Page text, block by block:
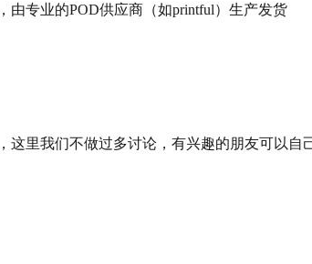
由专业的POD供应商（如printful）生产发货
这里我们不做过多讨论，有兴趣的朋友可以自